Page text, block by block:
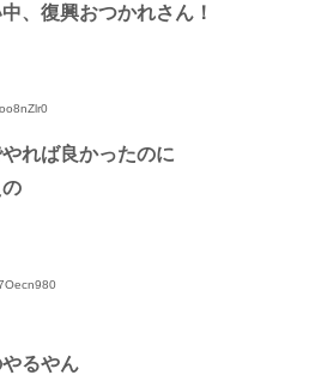
、復興おつかれさん！
れば良かったのに
るやん